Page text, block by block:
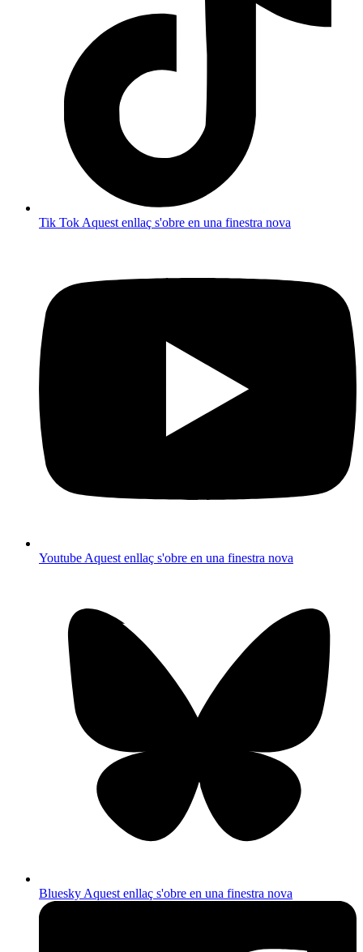
Tik TokAquest enllaç s'obre en una finestra nova
YoutubeAquest enllaç s'obre en una finestra nova
BlueskyAquest enllaç s'obre en una finestra nova